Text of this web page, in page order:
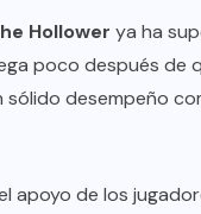
Hollower ya ha
poco después de
desempeño
apoyo de los